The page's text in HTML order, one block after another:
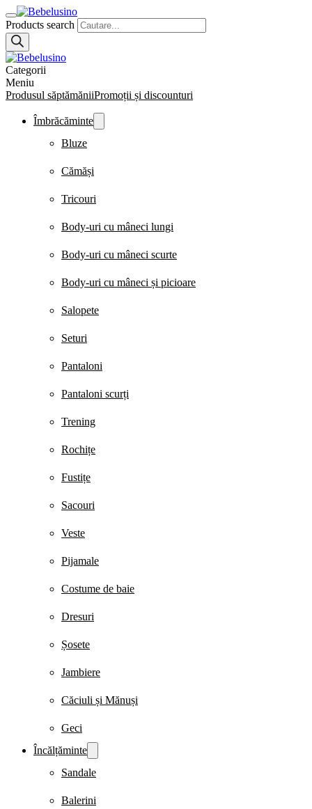
Products search
Categorii
Meniu
Produsul săptămăniiPromoții și discounturi
Îmbrăcăminte
Bluze
Cămăși
Tricouri
Body-uri cu mâneci lungi
Body-uri cu mâneci scurte
Body-uri cu mâneci și picioare
Salopete
Seturi
Pantaloni
Pantaloni scurți
Trening
Rochițe
Fustițe
Sacouri
Veste
Pijamale
Costume de baie
Dresuri
Șosete
Jambiere
Căciuli și Mănuși
Geci
Încălțăminte
Sandale
Balerini